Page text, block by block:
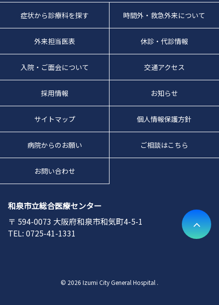
症状から診療科を探す 時間外・救急外来について
外来担当医表 休診・代診情報
入院・ご面会について 交通アクセス
採用情報 お知らせ
サイトマップ 個人情報保護方針
病院からのお願い ご相談はこちら
お問い合わせ
和泉市立総合医療センター
594-0073 大阪府和泉市和気町4-5-1
0725-41-1331
© 2026 Izumi City General Hospital .